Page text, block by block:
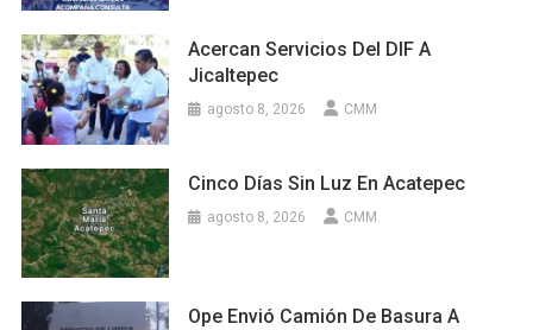
Acercan Servicios Del DIF A
Jicaltepec
agosto 8, 2026 CMM
Cinco Días Sin Luz En Acatepec
agosto 8, 2026 CMM
Ope Envió Camión De Basura A